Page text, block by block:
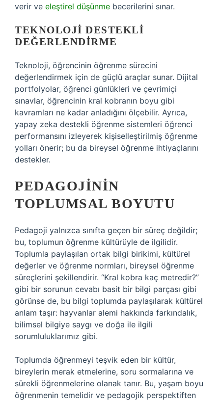
verir ve eleştirel düşünme becerilerini sınar.
TEKNOLOJI DESTEKLI
DEĞERLENDIRME
Teknoloji, öğrencinin öğrenme sürecini
değerlendirmek için de güçlü araçlar sunar. Dijital
portfolyolar, öğrenci günlükleri ve çevrimiçi
sınavlar, öğrencinin kral kobranın boyu gibi
kavramları ne kadar anladığını ölçebilir. Ayrıca,
yapay zeka destekli öğrenme sistemleri öğrenci
performansını izleyerek kişiselleştirilmiş öğrenme
yolları önerir; bu da bireysel öğrenme ihtiyaçlarını
destekler.
PEDAGOJININ
TOPLUMSAL BOYUTU
Pedagoji yalnızca sınıfta geçen bir süreç değildir;
bu, toplumun öğrenme kültürüyle de ilgilidir.
Toplumla paylaşılan ortak bilgi birikimi, kültürel
değerler ve öğrenme normları, bireysel öğrenme
süreçlerini şekillendirir. “Kral kobra kaç metredir?”
gibi bir sorunun cevabı basit bir bilgi parçası gibi
görünse de, bu bilgi toplumda paylaşılarak kültürel
anlam taşır: hayvanlar alemi hakkında farkındalık,
bilimsel bilgiye saygı ve doğa ile ilgili
sorumluluklarımız gibi.
Toplumda öğrenmeyi teşvik eden bir kültür,
bireylerin merak etmelerine, soru sormalarına ve
sürekli öğrenmelerine olanak tanır. Bu, yaşam boyu
öğrenmenin temelidir ve pedagojik perspektiften